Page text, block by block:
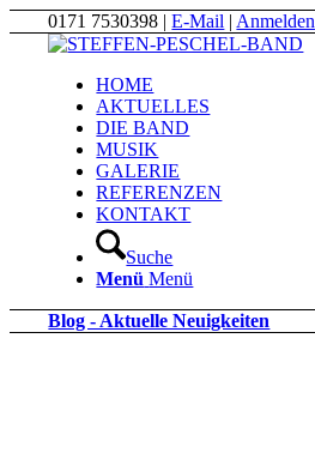
0171 7530398 |E-Mail | Anmelden
HOME
AKTUELLES
DIE BAND
MUSIK
GALERIE
REFERENZEN
KONTAKT
Suche
Menü Menü
Blog - Aktuelle Neuigkeiten